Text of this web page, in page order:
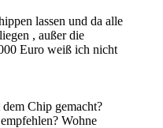
lassen und da alle
, außer die
Euro weiß ich nicht
Chip gemacht?
Wohne